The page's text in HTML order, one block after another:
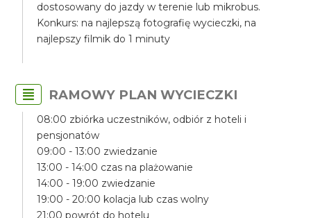
dostosowany do jazdy w terenie lub mikrobus.
Konkurs: na najlepszą fotografię wycieczki, na
najlepszy filmik do 1 minuty
RAMOWY PLAN WYCIECZKI
08:00 zbiórka uczestników, odbiór z hoteli i
pensjonatów
09:00 - 13:00 zwiedzanie
13:00 - 14:00 czas na plażowanie
14:00 - 19:00 zwiedzanie
19:00 - 20:00 kolacja lub czas wolny
21:00 powrót do hotelu